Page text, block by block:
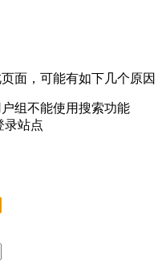
面，可能有如下几个原因
组不能使用搜索功能
录站点